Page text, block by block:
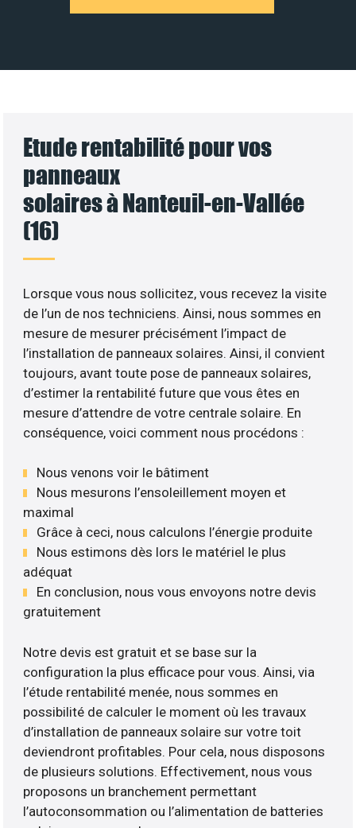
Etude rentabilité pour vos
panneaux
solaires à Nanteuil-en-Vallée
(16)
Lorsque vous nous sollicitez, vous recevez la visite
de l’un de nos techniciens. Ainsi, nous sommes en
mesure de mesurer précisément l’impact de
l’installation de panneaux solaires. Ainsi, il convient
toujours, avant toute pose de panneaux solaires,
d’estimer la rentabilité future que vous êtes en
mesure d’attendre de votre centrale solaire. En
conséquence, voici comment nous procédons :
Nous venons voir le bâtiment
Nous mesurons l’ensoleillement moyen et
maximal
Grâce à ceci, nous calculons l’énergie produite
Nous estimons dès lors le matériel le plus
adéquat
En conclusion, nous vous envoyons notre devis
gratuitement
Notre devis est gratuit et se base sur la
configuration la plus efficace pour vous. Ainsi, via
l’étude rentabilité menée, nous sommes en
possibilité de calculer le moment où les travaux
d’installation de panneaux solaire sur votre toit
deviendront profitables. Pour cela, nous disposons
de plusieurs solutions. Effectivement, nous vous
proposons un branchement permettant
l’autoconsommation ou l’alimentation de batteries